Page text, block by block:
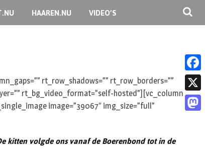
HAAREN.NU VIDEO’S
rt_row_shadows=”” rt_row_borders=””
rt_bg_video_format=”self-hosted”][vc_column
image=”39067″ img_size=”full”
kitten volgde ons vanaf de Boerenbond tot in de
F
a
c
X